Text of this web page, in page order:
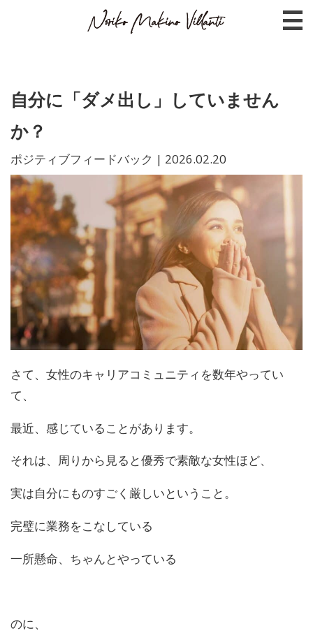
自分に「ダメ出し」していません
か？
ポジティブフィードバック | 2026.02.20
さて、女性のキャリアコミュニティを数年やってい
て、
最近、感じていることがあります。
それは、周りから見ると優秀で素敵な女性ほど、
実は自分にものすごく厳しいということ。
完璧に業務をこなしている
一所懸命、ちゃんとやっている
のに、